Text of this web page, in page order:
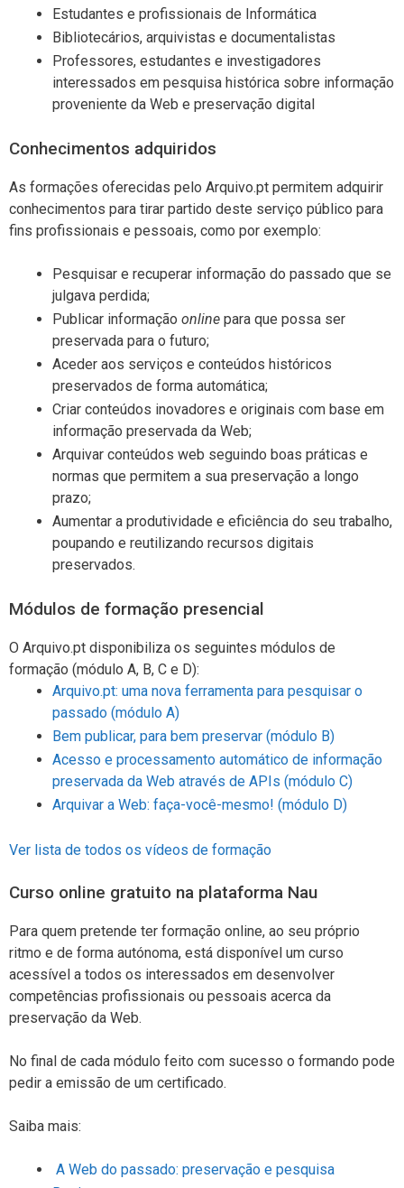
Estudantes e profissionais de Informática
Bibliotecários, arquivistas e documentalistas
Professores, estudantes e investigadores
interessados em pesquisa histórica sobre informação
proveniente da Web e preservação digital
Conhecimentos adquiridos
As formações oferecidas pelo Arquivo.pt permitem adquirir
conhecimentos para tirar partido deste serviço público para
fins profissionais e pessoais, como por exemplo:
Pesquisar e recuperar informação do passado que se
julgava perdida;
Publicar informação online para que possa ser
preservada para o futuro;
Aceder aos serviços e conteúdos históricos
preservados de forma automática;
Criar conteúdos inovadores e originais com base em
informação preservada da Web;
Arquivar conteúdos web seguindo boas práticas e
normas que permitem a sua preservação a longo
prazo;
Aumentar a produtividade e eficiência do seu trabalho,
poupando e reutilizando recursos digitais
preservados.
Módulos de formação presencial
O Arquivo.pt disponibiliza os seguintes módulos de
formação (módulo A, B, C e D):
Arquivo.pt: uma nova ferramenta para pesquisar o
passado (módulo A)
Bem publicar, para bem preservar (módulo B)
Acesso e processamento automático de informação
preservada da Web através de APIs (módulo C)
Arquivar a Web: faça-você-mesmo! (módulo D)
Ver lista de todos os vídeos de formação
Curso online gratuito na plataforma Nau
Para quem pretende ter formação online, ao seu próprio
ritmo e de forma autónoma, está disponível um curso
acessível a todos os interessados em desenvolver
competências profissionais ou pessoais acerca da
preservação da Web.
No final de cada módulo feito com sucesso o formando pode
pedir a emissão de um certificado.
Saiba mais:
A Web do passado: preservação e pesquisa